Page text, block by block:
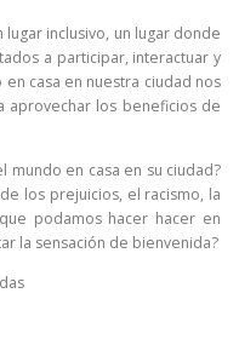
inclusivo, un lugar donde
a participar, interactuar y
casa en nuestra ciudad nos
aprovechar los beneficios de
mundo en casa en su ciudad?
los prejuicios, el racismo, la
podamos hacer hacer en
la sensación de bienvenida?